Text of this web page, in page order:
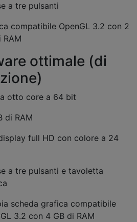
a tre pulsanti
compatibile OpenGL 3.2 con 2
RAM
ottimale (di
otto core a 64 bit
di RAM
full HD con colore a 24
a tre pulsanti e tavoletta
scheda grafica compatibile
3.2 con 4 GB di RAM